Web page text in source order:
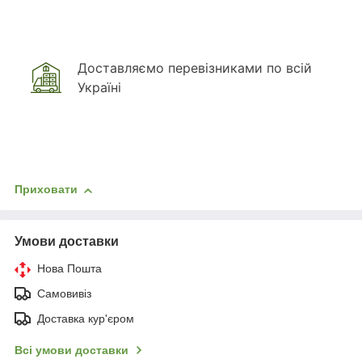
Доставляємо перевізниками по всій
Україні
Приховати
Умови доставки
Нова Пошта
Самовивіз
Доставка кур'єром
Всі умови доставки